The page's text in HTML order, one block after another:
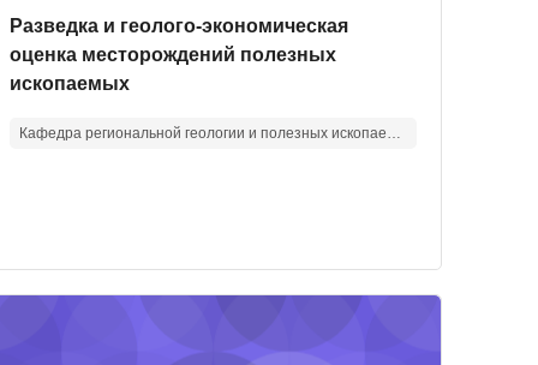
Изображение курса
Название курса
Разведка и геолого-экономическая
оценка месторождений полезных
ископаемых
Кафедра региональной геологии и полезных ископаемых
работ и недропользования
структурной геологии
курса" Учение о фациях